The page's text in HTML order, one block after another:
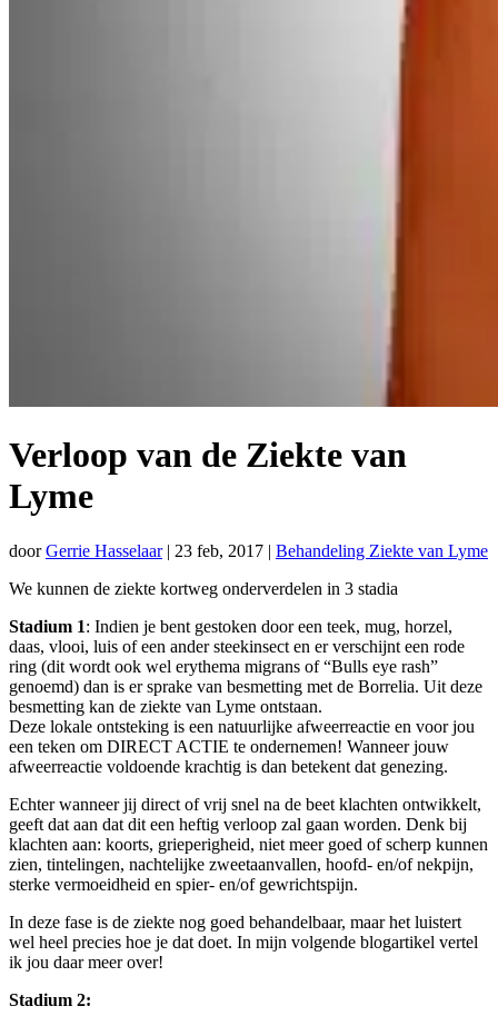
Verloop van de Ziekte van
Lyme
doorGerrie Hasselaar| 23 feb, 2017 | Behandeling Ziekte van Lyme
We kunnen de ziekte kortweg onderverdelen in 3 stadia
Stadium 1: Indien je bent gestoken door een teek, mug, horzel,
daas, vlooi, luis of een ander steekinsect en er verschijnt een rode
ring (dit wordt ook wel erythema migrans of “Bulls eye rash”
genoemd) dan is er sprake van besmetting met de Borrelia. Uit deze
besmetting kan de ziekte van Lyme ontstaan.
Deze lokale ontsteking is een natuurlijke afweerreactie en voor jou
een teken om DIRECT ACTIE te ondernemen! Wanneer jouw
afweerreactie voldoende krachtig is dan betekent dat genezing.
Echter wanneer jij direct of vrij snel na de beet klachten ontwikkelt,
geeft dat aan dat dit een heftig verloop zal gaan worden. Denk bij
klachten aan: koorts, grieperigheid, niet meer goed of scherp kunnen
zien, tintelingen, nachtelijke zweetaanvallen, hoofd- en/of nekpijn,
sterke vermoeidheid en spier- en/of gewrichtspijn.
In deze fase is de ziekte nog goed behandelbaar, maar het luistert
wel heel precies hoe je dat doet. In mijn volgende blogartikel vertel
ik jou daar meer over!
Stadium 2: